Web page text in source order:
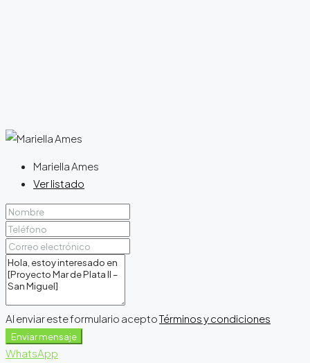
Mariella Ames
Ver listado
Al enviar este formulario aceptoTérminos y condiciones
Enviar mensaje
WhatsApp